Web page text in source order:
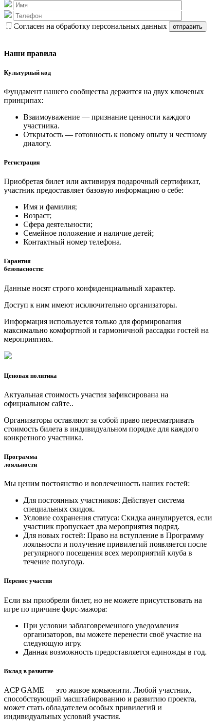
Согласен на обработку персональных данных
Наши правила
Культурный код
Фундамент нашего сообщества держится на двух ключевых
принципах:
Взаимоуважение — признание ценности каждого
участника.
Открытость — готовность к новому опыту и честному
диалогу.
Регистрация
Приобретая билет или активируя подарочный сертификат,
участник предоставляет базовую информацию о себе:
Имя и фамилия;
Возраст;
Сфера деятельности;
Семейное положение и наличие детей;
Контактный номер телефона.
Гарантия
безопасности:
Данные носят строго конфиденциальный характер.
Доступ к ним имеют исключительно организаторы.
Информация используется только для формирования
максимально комфортной и гармоничной рассадки гостей на
мероприятиях.
Ценовая политика
Актуальная стоимость участия зафиксирована на
официальном сайте..
Организаторы оставляют за собой право пересматривать
стоимость билета в индивидуальном порядке для каждого
конкретного участника.
Программа
лояльности
Мы ценим постоянство и вовлеченность наших гостей:
Для постоянных участников: Действует система
специальных скидок.
Условие сохранения статуса: Скидка аннулируется, если
участник пропускает два мероприятия подряд.
Для новых гостей: Право на вступление в Программу
лояльности и получение привилегий появляется после
регулярного посещения всех мероприятий клуба в
течение полугода.
Перенос участия
Если вы приобрели билет, но не можете присутствовать на
игре по причине форс-мажора:
При условии заблаговременного уведомления
организаторов, вы можете перенести своё участие на
следующую игру.
Данная возможность предоставляется единожды в год.
Вклад в развитие
ACP GAME — это живое комьюнити. Любой участник,
способствующий масштабированию и развитию проекта,
может стать обладателем особых привилегий и
индивидуальных условий участия.